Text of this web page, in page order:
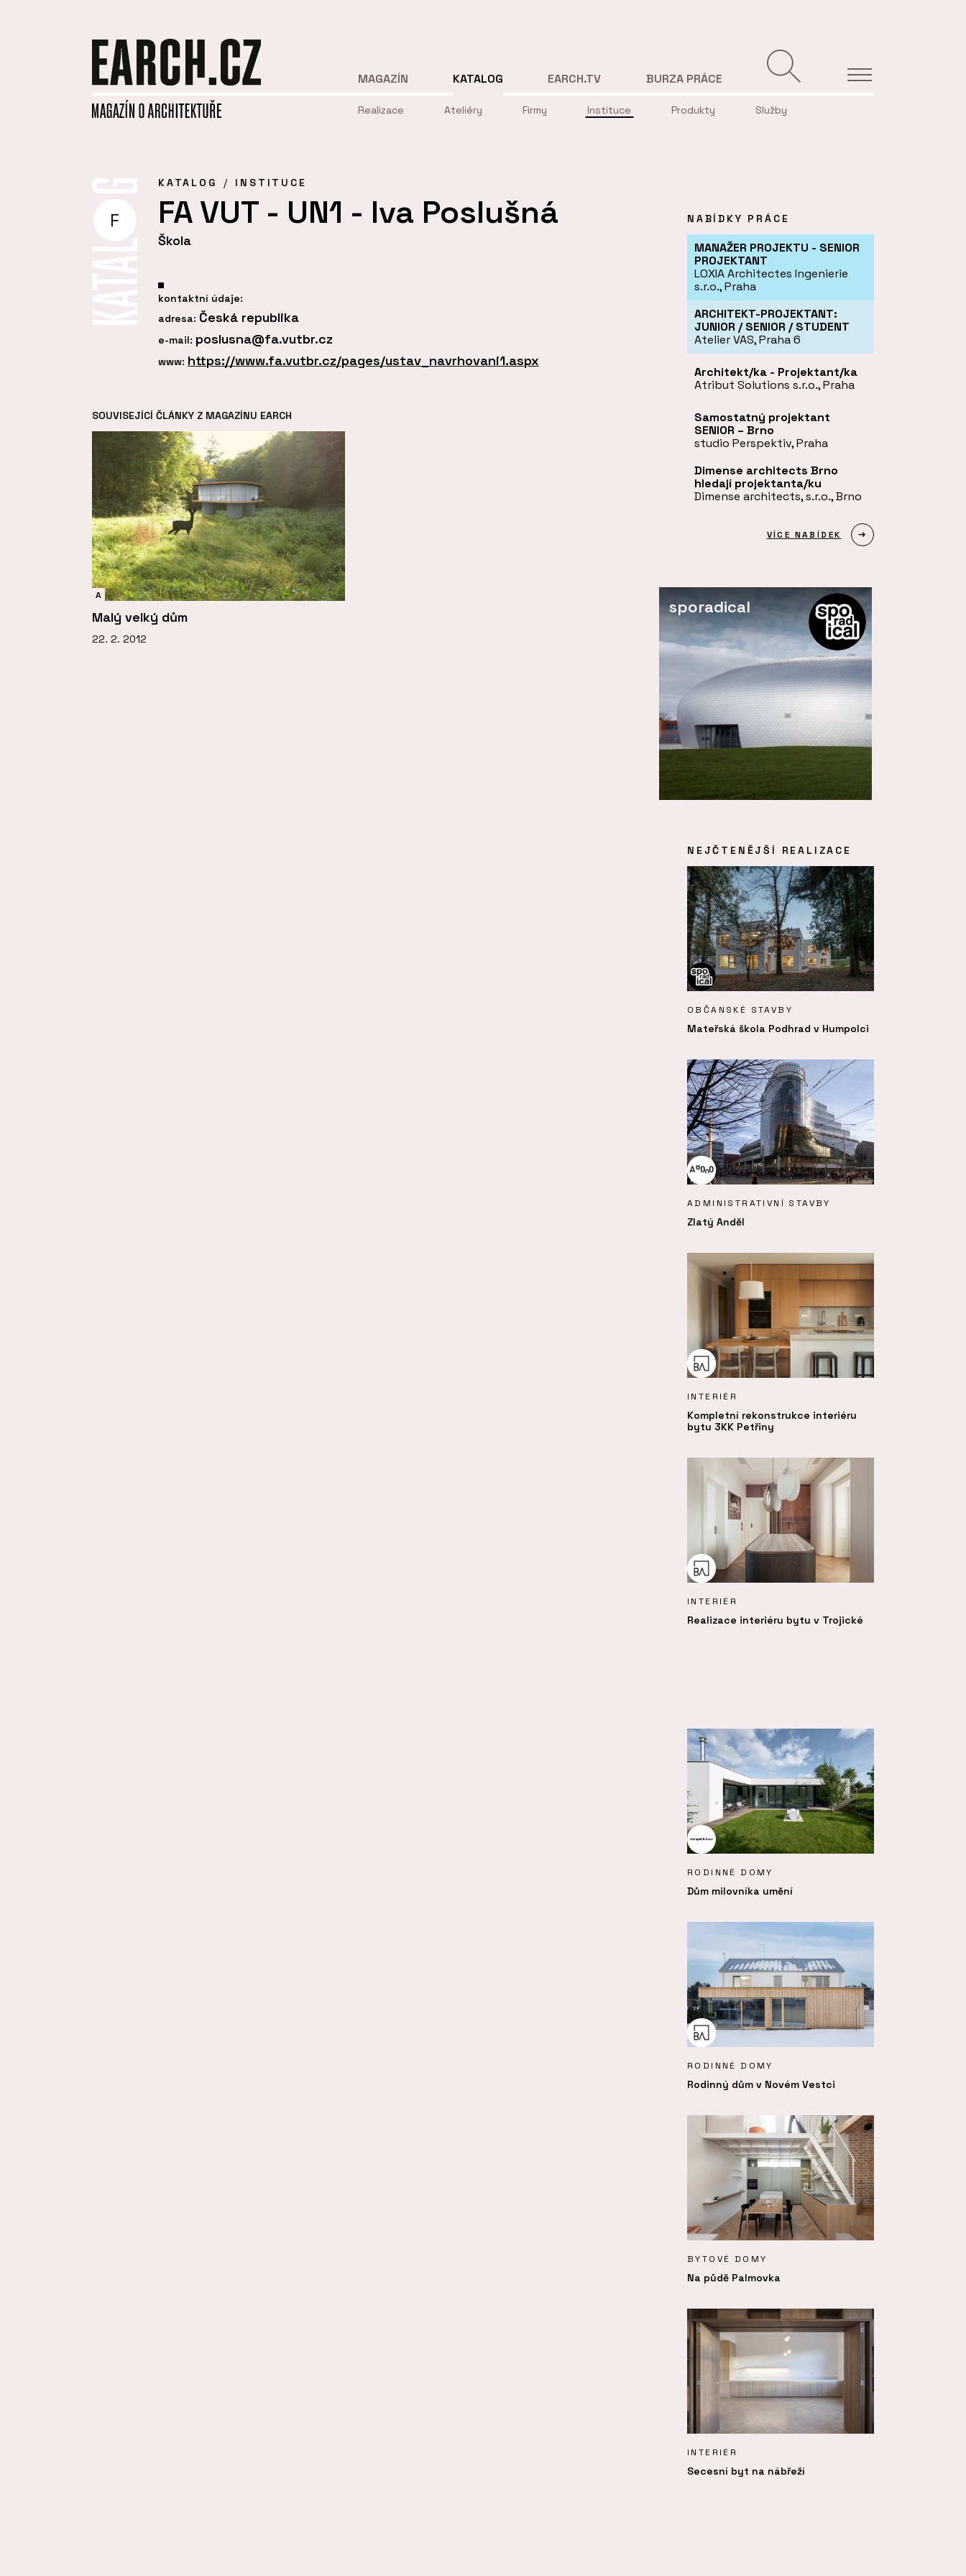
MAGAZÍN KATALOG
Realizace Ateliéry Firmy Instituce Produkty Služby
EARCH.TV BURZA PRÁCE
F
KATALOG INSTITUCE
FA VUT - UN1 - Iva Poslušná
Škola
kontaktní údaje:
adresa: Česká republika
e-mail: poslusna@fa.vutbr.cz
www: https://www.fa.vutbr.cz/pages/ustav_navrhovani1.aspx
SOUVISEJÍCÍ ČLÁNKY Z MAGAZÍNU EARCH
A
Malý velký dům
22. 2. 2012
NABÍDKY PRÁCE
MANAŽER PROJEKTU - SENIOR
PROJEKTANT
LOXIA Architectes Ingenierie
s.r.o., Praha
ARCHITEKT-PROJEKTANT:
JUNIOR / SENIOR / STUDENT
Atelier VAS, Praha 6
Architekt/ka - Projektant/ka
Atribut Solutions s.r.o., Praha
Samostatný projektant
SENIOR – Brno
studio Perspektiv, Praha
Dimense architects Brno
hledají projektanta/ku
Dimense architects, s.r.o., Brno
VÍCE NABÍDEK
sporadical
NEJČTENĚJŠÍ REALIZACE
OBČANSKÉ STAVBY
Mateřská škola Podhrad v Humpolci
ADMINISTRATIVNÍ STAVBY
Zlatý Anděl
INTERIÉR
Kompletní rekonstrukce interiéru
bytu 3KK Petřiny
INTERIÉR
Realizace interiéru bytu v Trojické
RODINNÉ DOMY
Dům milovníka umění
RODINNÉ DOMY
Rodinný dům v Novém Vestci
BYTOVÉ DOMY
Na půdě Palmovka
INTERIÉR
Secesní byt na nábřeží